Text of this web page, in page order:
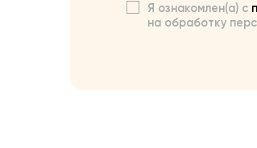
Я ознакомлен(а) с
на обработку